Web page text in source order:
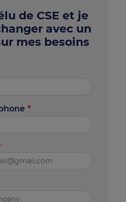
de CSE et je
avec un
mes besoins